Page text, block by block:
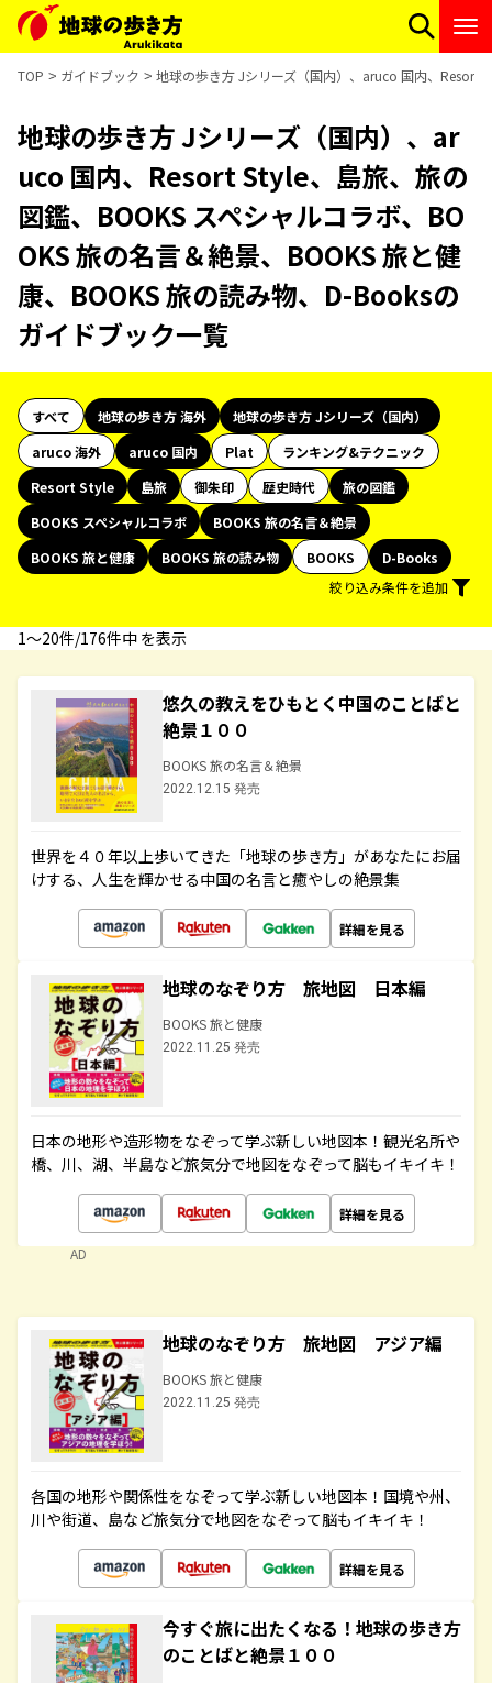
TOP ガイドブック 地球の歩き方 Jシリーズ（国内）、aruco 国内、Resort
地球の歩き方 Jシリーズ（国内）、ar
uco 国内、Resort Style、島旅、旅の
図鑑、BOOKS スペシャルコラボ、BO
OKS 旅の名言＆絶景、BOOKS 旅と健
康、BOOKS 旅の読み物、D-Booksの
ガイドブック一覧
すべて 地球の歩き方 海外
地球の歩き方 Jシリーズ（国内）
aruco 海外
aruco 国内 Plat
ランキング&テクニック
Resort Style
島旅 御朱印 歴史時代
旅の図鑑
BOOKS スペシャルコラボ
BOOKS 旅の名言＆絶景
BOOKS 旅と健康
BOOKS 旅の読み物 BOOKS
D-Books
絞り込み条件を追加
1〜20件/176件中 を表示
悠久の教えをひもとく中国のことばと
絶景１００
BOOKS 旅の名言＆絶景
2022.12.15 発売
世界を４０年以上歩いてきた「地球の歩き方」があなたにお届
けする、人生を輝かせる中国の名言と癒やしの絶景集
詳細を見る
地球のなぞり方 旅地図 日本編
BOOKS 旅と健康
2022.11.25 発売
日本の地形や造形物をなぞって学ぶ新しい地図本！観光名所や
橋、川、湖、半島など旅気分で地図をなぞって脳もイキイキ！
詳細を見る
AD
地球のなぞり方 旅地図 アジア編
BOOKS 旅と健康
2022.11.25 発売
各国の地形や関係性をなぞって学ぶ新しい地図本！国境や州、
川や街道、島など旅気分で地図をなぞって脳もイキイキ！
詳細を見る
今すぐ旅に出たくなる！地球の歩き方
のことばと絶景１００